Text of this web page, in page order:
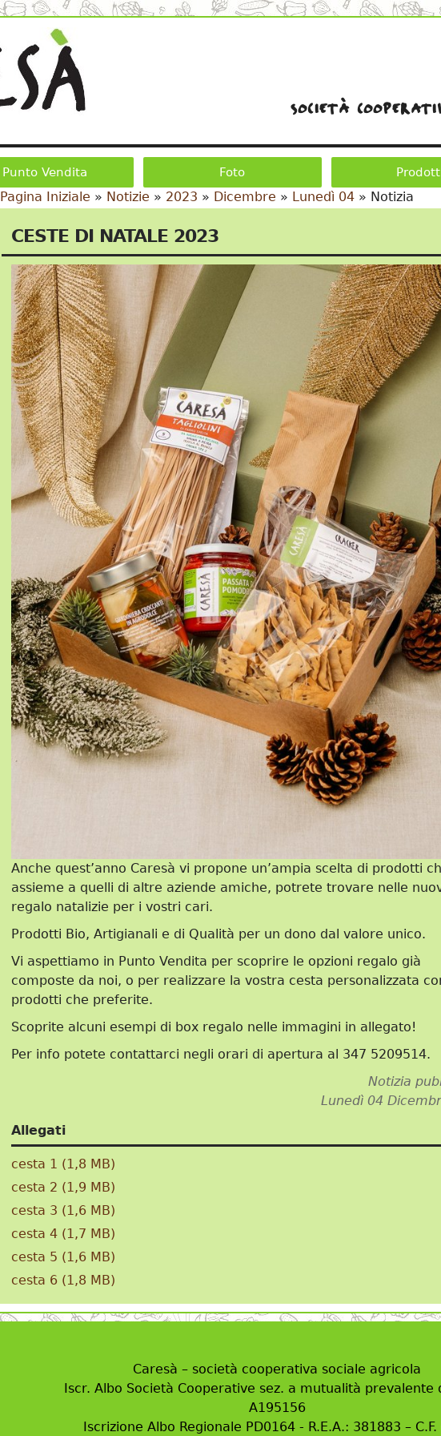
società
Punto Vendita Foto
Pagina Iniziale » Notizie » 2023 » Dicembre » Lunedì 04» Notizia
CESTE DI NATALE 2023
Anche quest’anno Caresà vi propone un’ampia scelta di prodotti
assieme a quelli di altre aziende amiche, potrete trovare nelle
regalo natalizie per i vostri cari.
Prodotti Bio, Artigianali e di Qualità per un dono dal valore unico.
Vi aspettiamo in Punto Vendita per scoprire le opzioni regalo già
composte da noi, o per realizzare la vostra cesta personalizzata
prodotti che preferite.
Scoprite alcuni esempi di box regalo nelle immagini in allegato!
Per info potete contattarci negli orari di apertura al 347 5209514.
Notizia
Lunedì 04
Allegati
cesta 1 (1,8 MB)
cesta 2 (1,9 MB)
cesta 3 (1,6 MB)
cesta 4 (1,7 MB)
cesta 5 (1,6 MB)
cesta 6 (1,8 MB)
Caresà – società cooperativa sociale agricola
Iscr. Albo Società Cooperative sez. a mutualità prevalente
A195156
Iscrizione Albo Regionale PD0164 - R.E.A.: 381883 – C.F.